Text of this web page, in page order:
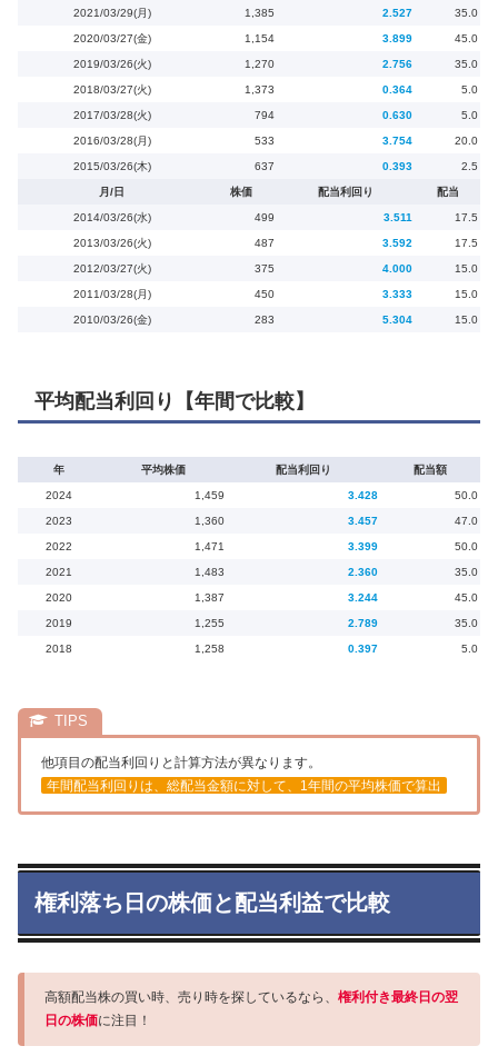
2021/03/29(月) 1,385 2.527 35.0
2020/03/27(金) 1,154 3.899 45.0
2019/03/26(火) 1,270 2.756 35.0
2018/03/27(火) 1,373 0.364 5.0
2017/03/28(火) 794 0.630 5.0
2016/03/28(月) 533 3.754 20.0
2015/03/26(木) 637 0.393 2.5
月/日 株価 配当利回り 配当
2014/03/26(水) 499 3.511 17.5
2013/03/26(火) 487 3.592 17.5
2012/03/27(火) 375 4.000 15.0
2011/03/28(月) 450 3.333 15.0
2010/03/26(金) 283 5.304 15.0
平均配当利回り【年間で比較】
年 平均株価 配当利回り 配当額
2024 1,459 3.428 50.0
2023 1,360 3.457 47.0
2022 1,471 3.399 50.0
2021 1,483 2.360 35.0
2020 1,387 3.244 45.0
2019 1,255 2.789 35.0
2018 1,258 0.397 5.0
他項目の配当利回りと計算方法が異なります。
年間配当利回りは、総配当金額に対して、1年間の平均株価で算出
権利落ち日の株価と配当利益で比較
高額配当株の買い時、売り時を探しているなら、 権利付き最終日の翌
日の株価に注目！